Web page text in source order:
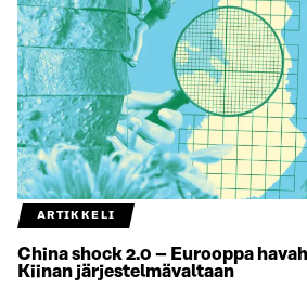
ARTIKKELI
China shock 2.0 – Eurooppa
Kiinan järjestelmävaltaan